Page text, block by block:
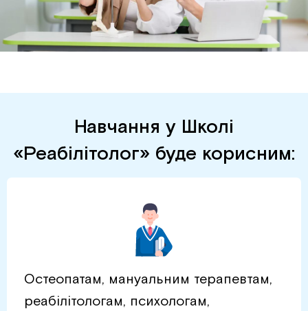
Навчання у Школі
«Реабілітолог» буде корисним:
Остеопатам, мануальним терапевтам,
реабілітологам, психологам,